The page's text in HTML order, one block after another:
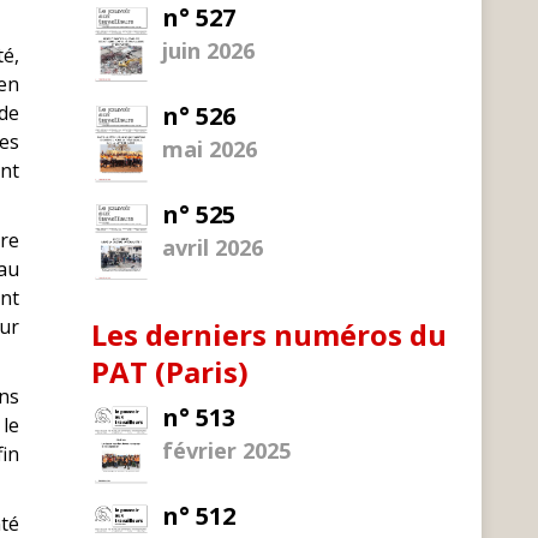
n° 527
juin 2026
n° 526
mai 2026
n° 525
avril 2026
Les derniers numéros du
PAT (Paris)
n° 513
février 2025
n° 512